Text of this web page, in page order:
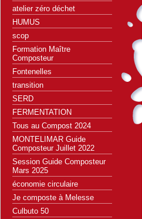
atelier zéro déchet
HUMUS
scop
Formation Maître
Composteur
Fontenelles
transition
SERD
FERMENTATION
Tous au Compost 2024
MONTELIMAR Guide
Composteur Juillet 2022
Session Guide Composteur
Mars 2025
économie circulaire
Je composte à Melesse
Culbuto 50